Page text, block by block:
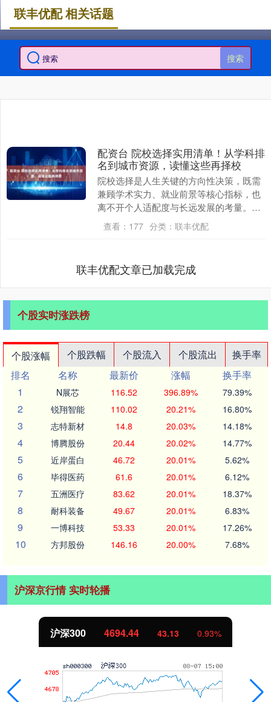
搜索
联丰优配 相关话题
配资台 院校选择实用清单！从学科排
名到城市资源，读懂这些再择校
院校选择是人生关键的方向性决策，既需
兼顾学术实力、就业前景等核心指标，也
离不开个人适配度与长远发展的考量。以
下从四大核心维度拆解关键因素，帮你理
性择校、少走弯路....
查看： 177 分类： 联丰优配
联丰优配文章已加载完成
个股实时涨跌榜
个股涨幅 个股跌幅 个股流入 个股流出
换手率
排名
名称 最新价 涨幅
换手率
1
N展芯 116.52 396.89% 79.39%
2 锐翔智能 110.02 20.21% 16.80%
3 志特新材 14.8 20.03% 14.18%
4 博腾股份 20.44 20.02% 14.77%
5 近岸蛋白 46.72 20.01% 5.62%
6 毕得医药 61.6 20.01% 6.12%
7 五洲医疗 83.62 20.01% 18.37%
8 耐科装备 49.67 20.01% 6.83%
9 一博科技 53.33 20.01% 17.26%
10 方邦股份 146.16 20.00% 7.68%
沪深京行情 实时轮播
沪深300 4694.44 43.13 0.93%